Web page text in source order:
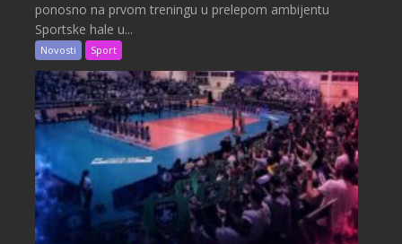
ponosno na prvom treningu u prelepom ambijentu
Sportske hale u...
Novosti Sport